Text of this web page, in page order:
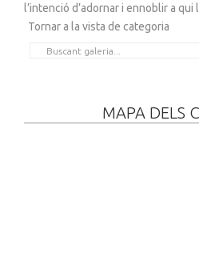
l’intenció d’adornar i ennoblir a qui
Tornar a la vista de categoria
MAPA DELS